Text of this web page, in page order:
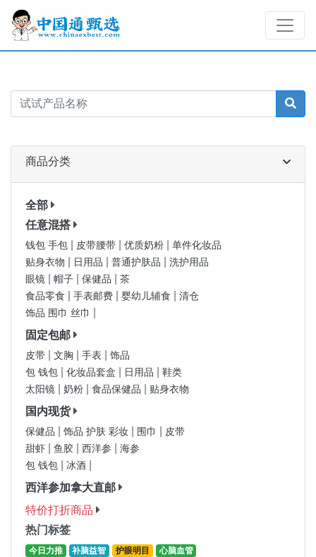
商品分类
全部
任意混搭
钱包 手包 皮带腰带 优质奶粉
单件化妆品
贴身衣物
日用品 普通护肤品
洗护用品
眼镜
帽子 保健品
茶
食品零食
手表邮费 婴幼儿辅食
清仓
饰品 围巾 丝巾
固定包邮
皮带 文胸 手表
饰品
包 钱包
化妆品套盒 日用品
鞋类
太阳镜
奶粉 食品保健品 贴身衣物
国内现货
保健品 饰品 护肤 彩妆 围巾
皮带
甜虾
鱼胶 西洋参
海参
包 钱包
冰酒
西洋参加拿大直邮
特价打折商品
热门标签
今日力推 补脑益智 护眼明目
心脑血管